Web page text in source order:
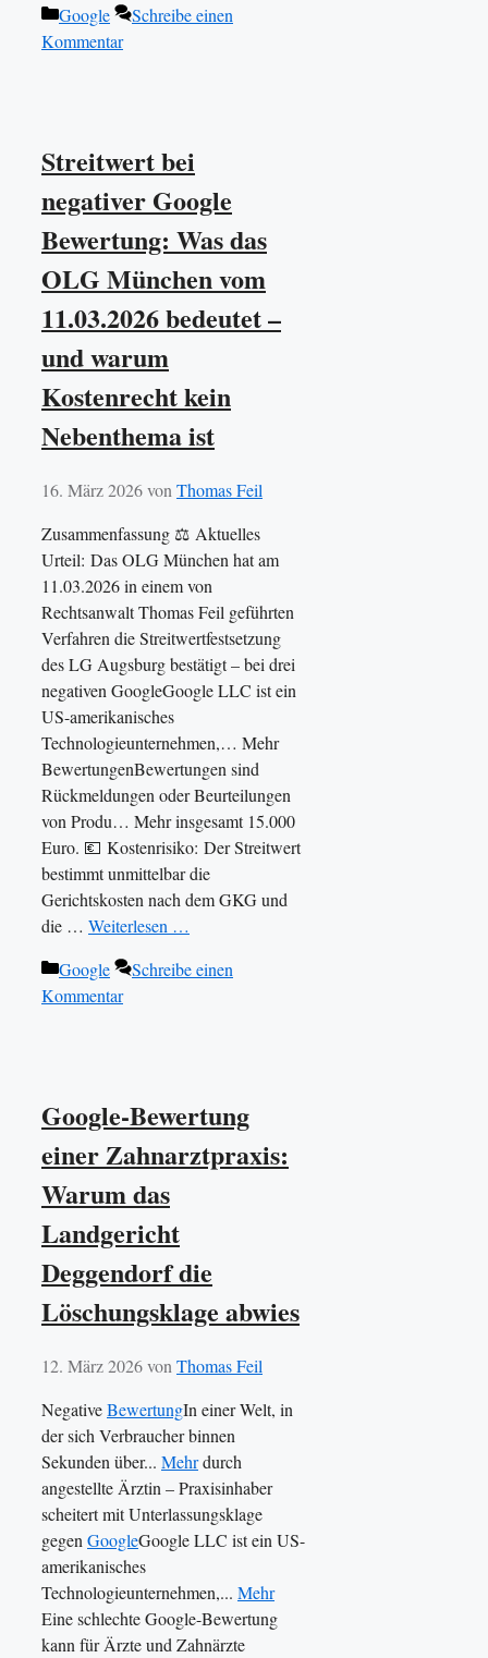
Kategorien
Google
Schreibe einen
Kommentar
Streitwert bei
negativer Google
Bewertung: Was das
OLG München vom
11.03.2026 bedeutet –
und warum
Kostenrecht kein
Nebenthema ist
16. März 2026von Thomas Feil
Zusammenfassung ⚖️ Aktuelles
Urteil: Das OLG München hat am
11.03.2026 in einem von
Rechtsanwalt Thomas Feil geführten
Verfahren die Streitwertfestsetzung
des LG Augsburg bestätigt – bei drei
negativen GoogleGoogle LLC ist ein
US-amerikanisches
Technologieunternehmen,… Mehr
BewertungenBewertungen sind
Rückmeldungen oder Beurteilungen
von Produ… Mehr insgesamt 15.000
Euro. 💶 Kostenrisiko: Der Streitwert
bestimmt unmittelbar die
Gerichtskosten nach dem GKG und
die … Weiterlesen …
Kategorien
Google
Schreibe einen
Kommentar
Google-Bewertung
einer Zahnarztpraxis:
Warum das
Landgericht
Deggendorf die
Löschungsklage abwies
12. März 2026von Thomas Feil
NegativeBewertungIn einer Welt, in
der sich Verbraucher binnen
Sekunden über... Mehrdurch
angestellte Ärztin – Praxisinhaber
scheitert mit Unterlassungsklage
gegen GoogleGoogle LLC ist ein US-
amerikanisches
Technologieunternehmen,... Mehr
Eine schlechte Google-Bewertung
kann für Ärzte und Zahnärzte